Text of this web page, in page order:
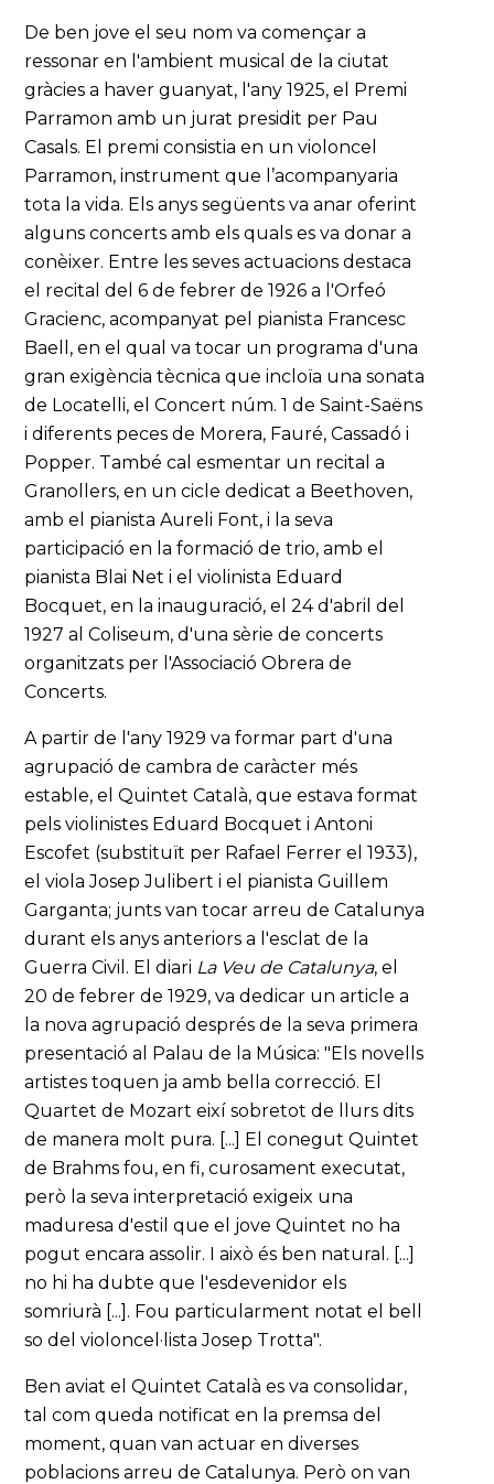
De ben jove el seu nom va començar a
ressonar en l'ambient musical de la ciutat
gràcies a haver guanyat, l'any 1925, el Premi
Parramon amb un jurat presidit per Pau
Casals. El premi consistia en un violoncel
Parramon, instrument que l’acompanyaria
tota la vida. Els anys següents va anar oferint
alguns concerts amb els quals es va donar a
conèixer. Entre les seves actuacions destaca
el recital del 6 de febrer de 1926 a l'Orfeó
Gracienc, acompanyat pel pianista Francesc
Baell, en el qual va tocar un programa d'una
gran exigència tècnica que incloïa una sonata
de Locatelli, el Concert núm. 1 de Saint-Saëns
i diferents peces de Morera, Fauré, Cassadó i
Popper. També cal esmentar un recital a
Granollers, en un cicle dedicat a Beethoven,
amb el pianista Aureli Font, i la seva
participació en la formació de trio, amb el
pianista Blai Net i el violinista Eduard
Bocquet, en la inauguració, el 24 d'abril del
1927 al Coliseum, d'una sèrie de concerts
organitzats per l'Associació Obrera de
Concerts.
A partir de l'any 1929 va formar part d'una
agrupació de cambra de caràcter més
estable, el Quintet Català, que estava format
pels violinistes Eduard Bocquet i Antoni
Escofet (substituït per Rafael Ferrer el 1933),
el viola Josep Julibert i el pianista Guillem
Garganta; junts van tocar arreu de Catalunya
durant els anys anteriors a l'esclat de la
Guerra Civil. El diari La Veu de Catalunya, el
20 de febrer de 1929, va dedicar un article a
la nova agrupació després de la seva primera
presentació al Palau de la Música: "Els novells
artistes toquen ja amb bella correcció. El
Quartet de Mozart eixí sobretot de llurs dits
de manera molt pura. [...] El conegut Quintet
de Brahms fou, en fi, curosament executat,
però la seva interpretació exigeix una
maduresa d'estil que el jove Quintet no ha
pogut encara assolir. I això és ben natural. [...]
no hi ha dubte que l'esdevenidor els
somriurà [...]. Fou particularment notat el bell
so del violoncel·lista Josep Trotta".
Ben aviat el Quintet Català es va consolidar,
tal com queda notificat en la premsa del
moment, quan van actuar en diverses
poblacions arreu de Catalunya. Però on van